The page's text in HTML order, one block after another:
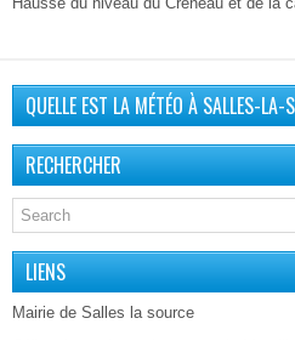
QUELLE EST LA MÉTÉO À SALLES-LA-
RECHERCHER
LIENS
Mairie de Salles la source